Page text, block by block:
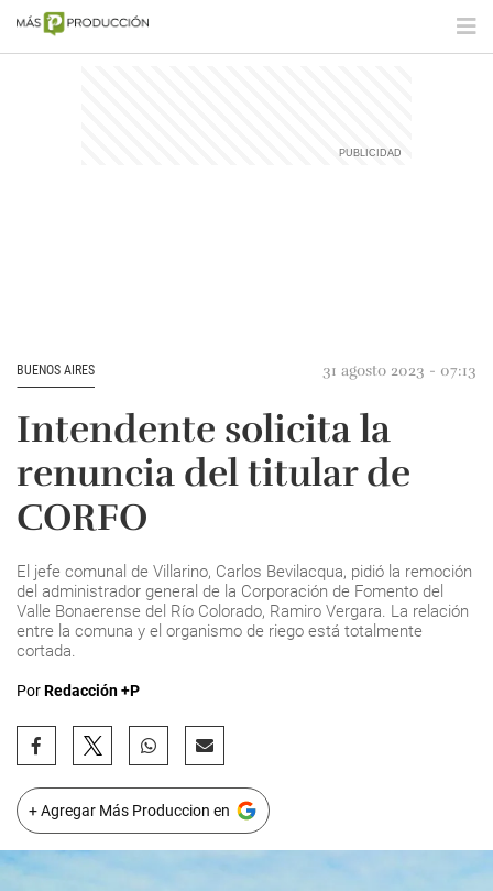
BUENOS AIRES 31 agosto 2023 - 07:13
Intendente solicita la
renuncia del titular de
CORFO
El jefe comunal de Villarino, Carlos Bevilacqua, pidió la remoción
del administrador general de la Corporación de Fomento del
Valle Bonaerense del Río Colorado, Ramiro Vergara. La relación
entre la comuna y el organismo de riego está totalmente
cortada.
PorRedacción +P
+ Agregar Más Produccion en